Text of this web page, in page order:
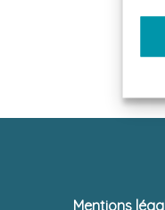
Mentions